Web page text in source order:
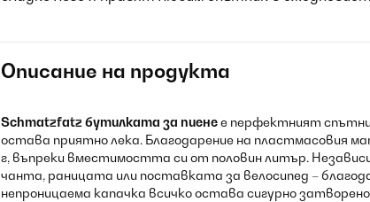
Описание на продукта
Schmatzfatz бутилката за пиенее перфектният
остава приятно лека. Благодарение на пластмасовия
г, въпреки вместимостта си от половин литър.
чанта, раницата или поставката за велосипед –
непроницаема капачка всичко остава сигурно